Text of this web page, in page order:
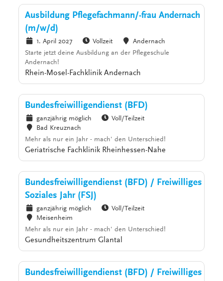
Ausbildung Pflegefachmann/-frau Andernach
(m/w/d)
1. April 2027 Vollzeit
Andernach
Starte jetzt deine Ausbildung an der Pflegeschule
Andernach!
Rhein-Mosel-Fachklinik Andernach
Bundesfreiwilligendienst (BFD)
ganzjährig möglich
Voll/Teilzeit
Bad Kreuznach
Mehr als nur ein Jahr - mach' den Unterschied!
Geriatrische Fachklinik Rheinhessen-Nahe
Bundesfreiwilligendienst (BFD) / Freiwilliges
Soziales Jahr (FSJ)
ganzjährig möglich
Voll/Teilzeit
Meisenheim
Mehr als nur ein Jahr - mach' den Unterschied!
Gesundheitszentrum Glantal
Bundesfreiwilligendienst (BFD) / Freiwilliges